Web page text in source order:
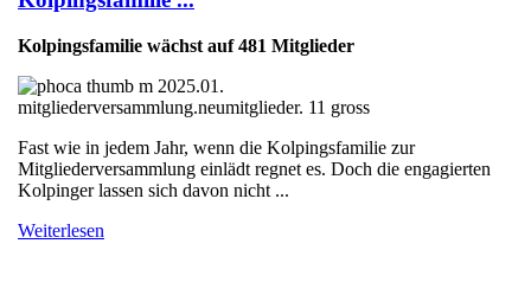
Kolpingsfamilie wächst auf 481 Mitglieder
Fast wie in jedem Jahr, wenn die Kolpingsfamilie zur
Mitgliederversammlung einlädt regnet es. Doch die engagierten
Kolpinger lassen sich davon nicht ...
Weiterlesen